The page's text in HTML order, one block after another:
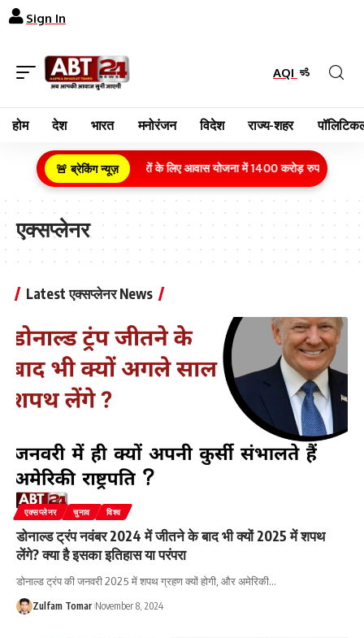
Sign In
AQI
होम देश भारत मनोरंजन विदेश राज्य-शहर
🚨 ब्रेकिंग न्यूज़
ग्रामीण क्षेत्र के गरीब परिवारों के लिए आवास योजना में 1400 करोड़ रुपये का बजट
एक्सप्लेनर
Latest एक्सप्लेनर News
एक्सप्लेनर चुनाव विश्व
डोनाल्ड ट्रंप नवंबर 2024 में जीतने के बाद भी क्यों 2025 में शपथ
लेंगे? क्या है इसका इतिहास या परंपरा
डोनाल्ड ट्रंप की जनवरी 2025 में शपथ ग्रहण क्यों होगी, और अमेरिकी…
Zulfam Tomar November 8, 2024